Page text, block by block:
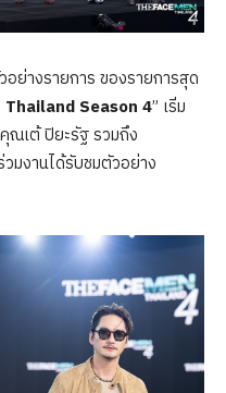
ย่างรายการ ของรายการสุด
Thailand Season4” เริ่ม
ณเต้ ปิยะรัฐ รวมถึง
มงานได้รับชมตัวอย่าง